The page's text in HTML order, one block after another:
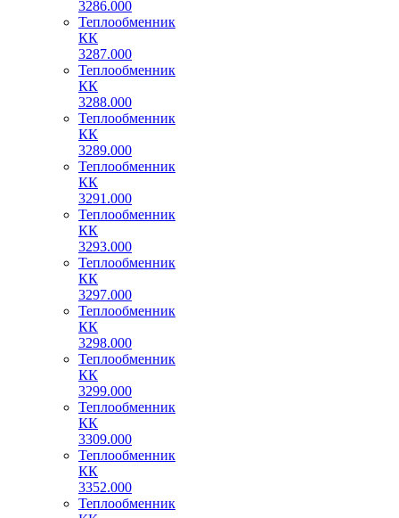
3286.000
Теплообменник
КК
3287.000
Теплообменник
КК
3288.000
Теплообменник
КК
3289.000
Теплообменник
КК
3291.000
Теплообменник
КК
3293.000
Теплообменник
КК
3297.000
Теплообменник
КК
3298.000
Теплообменник
КК
3299.000
Теплообменник
КК
3309.000
Теплообменник
КК
3352.000
Теплообменник